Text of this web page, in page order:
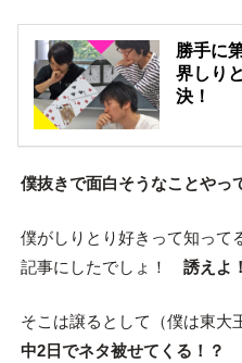
勝手に
界しり
決！
僕抜きで面白そうなことやっ
僕がしりとり好きって知っ
記事にしたでしょ！ 誘えよ！
そこは譲るとして（僕は東大
中2日でネタ被せてくる！？